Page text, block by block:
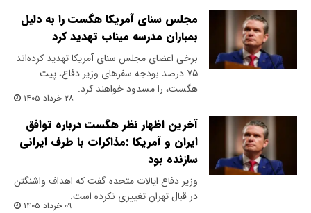
مجلس سنای آمریکا هگست را به دلیل
بمباران مدرسه میناب تهدید کرد
برخی اعضای مجلس سنای آمریکا تهدید کرده‌اند
۷۵ درصد بودجه سفرهای وزیر دفاع، پیت
هگست، را مسدود خواهند کرد.
۲۸ خرداد ۱۴۰۵
آخرین اظهار نظر هگست درباره توافق
ایران و آمریکا :مذاکرات با طرف ایرانی
سازنده بود
وزیر دفاع ایالات متحده گفت که اهداف واشنگتن
در قبال تهران تغییری نکرده است.
۰۹ خرداد ۱۴۰۵